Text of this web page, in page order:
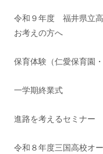
令和９年度 福井県立
お考えの方へ
保育体験（仁愛保育園
一学期終業式
進路を考えるセミナー
令和８年度三国高校オ